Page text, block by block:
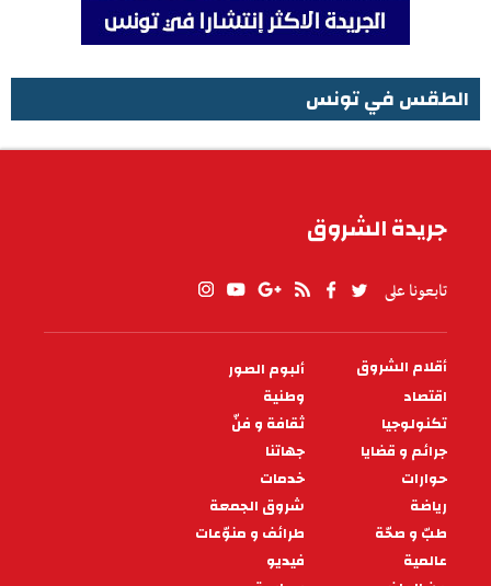
الطقس في تونس
جريدة الشروق
تابعونا على
PIED
DE
PAGE
أقلام الشروق
ألبوم الصور
اقتصاد
وطنية
تكنولوجيا
ثقافة و فنّ
جرائم و قضايا
جهاتنا
حوارات
خدمات
رياضة
شروق الجمعة
طبّ و صحّة
طرائف و منوّعات
عالمية
فيديو